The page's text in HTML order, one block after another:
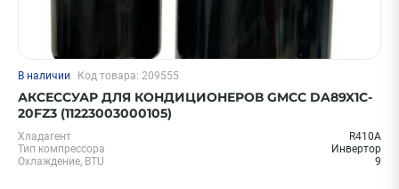
Очистить
Смотреть все фильтры
В наличии Код товара: 209555
АКСЕССУАР ДЛЯ КОНДИЦИОНЕРОВ GMCC DA89X1C-
20FZ3 (11223003000105)
Хладагент
R410A
Тип компрессора
Инвертор
Охлаждение, BTU
9